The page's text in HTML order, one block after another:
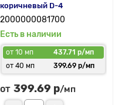
коричневый D-4
2000000081700
Есть в наличии
от 10 мп
437.71 р/мп
от 40 мп
399.69 р/мп
от 399.69 р/мп